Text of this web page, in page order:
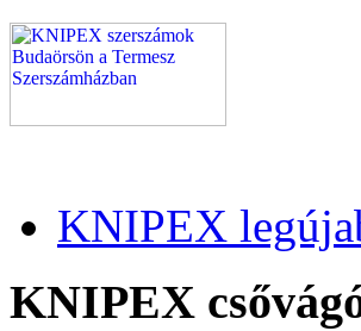
KNIPEX
KNIPEX